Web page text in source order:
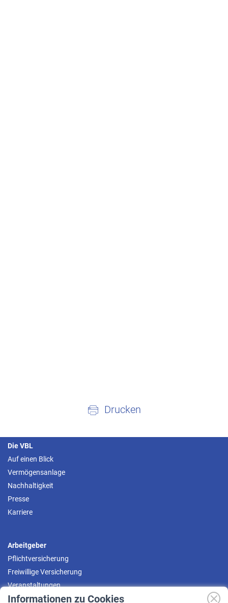
Informationen zu Cookies
Drucken
Die VBL
Auf einen Blick
Vermögensanlage
Nachhaltigkeit
Presse
Karriere
Arbeitgeber
Pflichtversicherung
Freiwillige Versicherung
Veranstaltungen